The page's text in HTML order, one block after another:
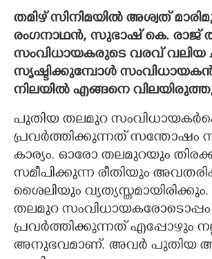
തമിഴ് സിനിമയിൽ അശ്വത്
രംഗനാഥൻ, സുഭാഷ് കെ. രാജ്
സംവിധായകരുടെ വരവ് വലിയ
സൃഷ്ടിക്കുന്പോൾ
നിലയിൽ എങ്ങനെ
പുതിയ തലമുറ
പ്രവർത്തിക്കുന്നത് സന്തോഷം
കാര്യം. ഓരോ തലമുറയും
സമീപിക്കുന്ന രീതിയും
ശൈലിയും
തലമുറ സംവിധായകരോടൊപ്പം
പ്രവർത്തിക്കുന്നത് എപ്പോഴും
അനുഭവമാണ്. അവർ പുതിയ